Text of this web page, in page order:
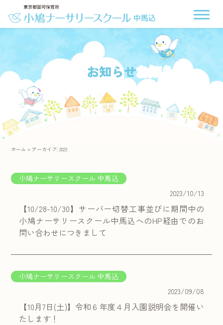
お知らせ
ホーム » アーカイブ: 2023
小鳩ナーサリースクール 中馬込
2023/10/13
【10/28-10/30】サーバー切替工事並びに期間中の
小鳩ナーサリースクール中馬込へのHP経由でのお
問い合わせにつきまして
小鳩ナーサリースクール 中馬込
2023/09/08
【10月7日(土)】令和６年度４月入園説明会を開催い
たします！